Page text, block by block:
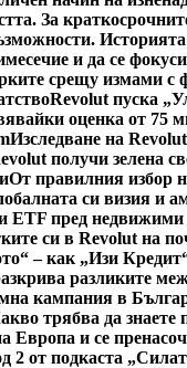
За
и да се
срещу измами с
Revolut пуска
оценка от 75
Изследване на
получи зелена
От правилния избор
си визия и
пред недвижими
си в Revolut на
– как „Изи
разликите
кампания в
трябва да знаете
Европа и се
2 от подкаста